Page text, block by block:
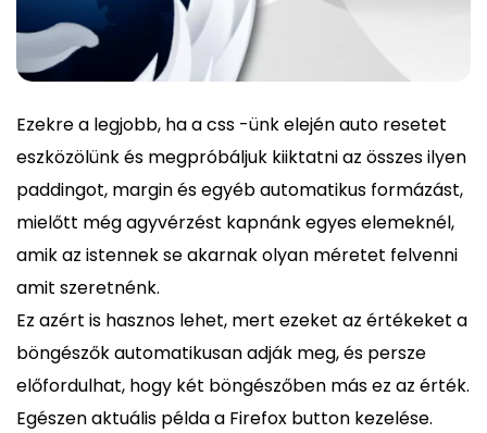
Ezekre a legjobb, ha a css -ünk elején auto resetet
eszközölünk és megpróbáljuk kiiktatni az összes ilyen
paddingot, margin és egyéb automatikus formázást,
mielőtt még agyvérzést kapnánk egyes elemeknél,
amik az istennek se akarnak olyan méretet felvenni
amit szeretnénk.
Ez azért is hasznos lehet, mert ezeket az értékeket a
böngészők automatikusan adják meg, és persze
előfordulhat, hogy két böngészőben más ez az érték.
Egészen aktuális példa a Firefox button kezelése.